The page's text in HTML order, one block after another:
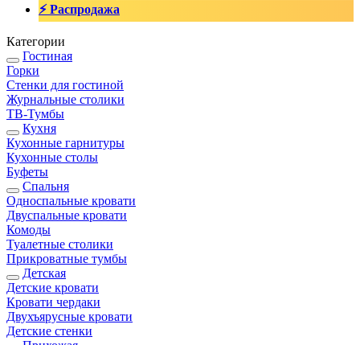
⚡ Распродажа
Категории
Гостиная
Горки
Стенки для гостиной
Журнальные столики
TВ-Тумбы
Кухня
Кухонные гарнитуры
Кухонные столы
Буфеты
Спальня
Односпальные кровати
Двуспальные кровати
Комоды
Туалетные столики
Прикроватные тумбы
Детская
Детские кровати
Кровати чердаки
Двухъярусные кровати
Детские стенки